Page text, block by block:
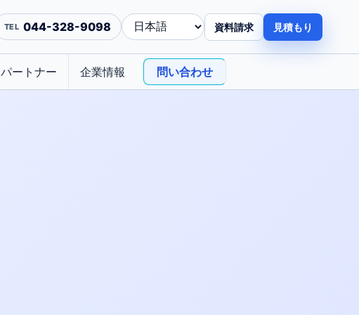
044-328-9098 資料請求 見積もり
パートナー 企業情報 問い合わせ